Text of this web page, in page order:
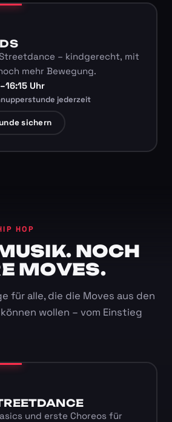
– kindgerecht, mit
mehr Bewegung.
Uhr
jederzeit
sichern
HOP
NOCH
MOVES.
für alle, die die Moves aus den
wollen – vom Einstieg
und erste Choreos für